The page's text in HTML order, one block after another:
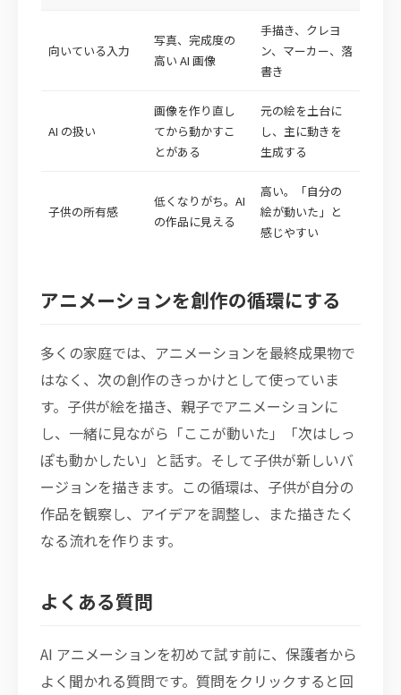
向いている入力
写真、完成度の
高い AI 画像
手描き、クレヨ
ン、マーカー、落
書き
AI の扱い
画像を作り直し
てから動かすこ
とがある
元の絵を土台に
し、主に動きを
生成する
子供の所有感
低くなりがち。AI
の作品に見える
高い。「自分の
絵が動いた」と
感じやすい
アニメーションを創作の循環にする
多くの家庭では、アニメーションを最終成果物で
はなく、次の創作のきっかけとして使っていま
す。子供が絵を描き、親子でアニメーションに
し、一緒に見ながら「ここが動いた」「次はしっ
ぽも動かしたい」と話す。そして子供が新しいバ
ージョンを描きます。この循環は、子供が自分の
作品を観察し、アイデアを調整し、また描きたく
なる流れを作ります。
よくある質問
AI アニメーションを初めて試す前に、保護者から
よく聞かれる質問です。質問をクリックすると回